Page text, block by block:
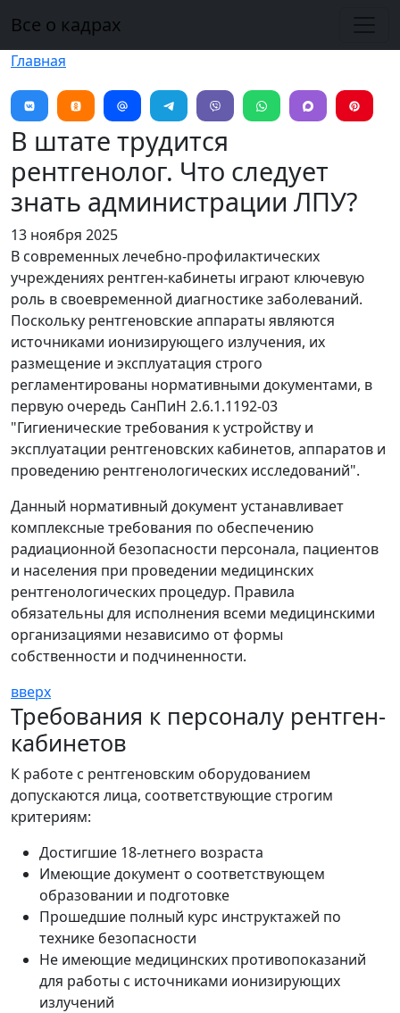
Все о кадрах
Главная
В штате трудится
рентгенолог. Что следует
знать администрации ЛПУ?
13 ноября 2025
В современных лечебно-профилактических
учреждениях рентген-кабинеты играют ключевую
роль в своевременной диагностике заболеваний.
Поскольку рентгеновские аппараты являются
источниками ионизирующего излучения, их
размещение и эксплуатация строго
регламентированы нормативными документами, в
первую очередь СанПиН 2.6.1.1192-03
"Гигиенические требования к устройству и
эксплуатации рентгеновских кабинетов, аппаратов и
проведению рентгенологических исследований".
Данный нормативный документ устанавливает
комплексные требования по обеспечению
радиационной безопасности персонала, пациентов
и населения при проведении медицинских
рентгенологических процедур. Правила
обязательны для исполнения всеми медицинскими
организациями независимо от формы
собственности и подчиненности.
вверх
Требования к персоналу рентген-
кабинетов
К работе с рентгеновским оборудованием
допускаются лица, соответствующие строгим
критериям:
Достигшие 18-летнего возраста
Имеющие документ о соответствующем
образовании и подготовке
Прошедшие полный курс инструктажей по
технике безопасности
Не имеющие медицинских противопоказаний
для работы с источниками ионизирующих
излучений